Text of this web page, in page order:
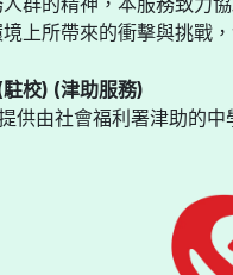
上所帶來的衝擊與挑戰
校) (津助服務)
由社會福利署津助的中